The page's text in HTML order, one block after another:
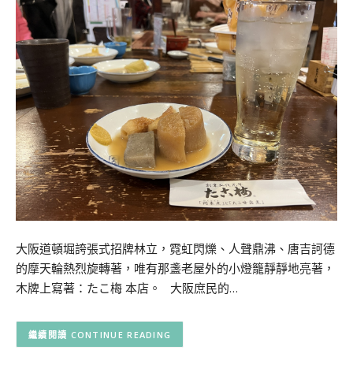
大阪道頓堀誇張式招牌林立，霓虹閃爍、人聲鼎沸、唐吉訶德
的摩天輪熱烈旋轉著，唯有那盞老屋外的小燈籠靜靜地亮著，
木牌上寫著：たこ梅 本店。 大阪庶民的…
CONTINUE READING